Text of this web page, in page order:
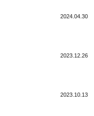
2024.04.30
2023.12.26
2023.10.13